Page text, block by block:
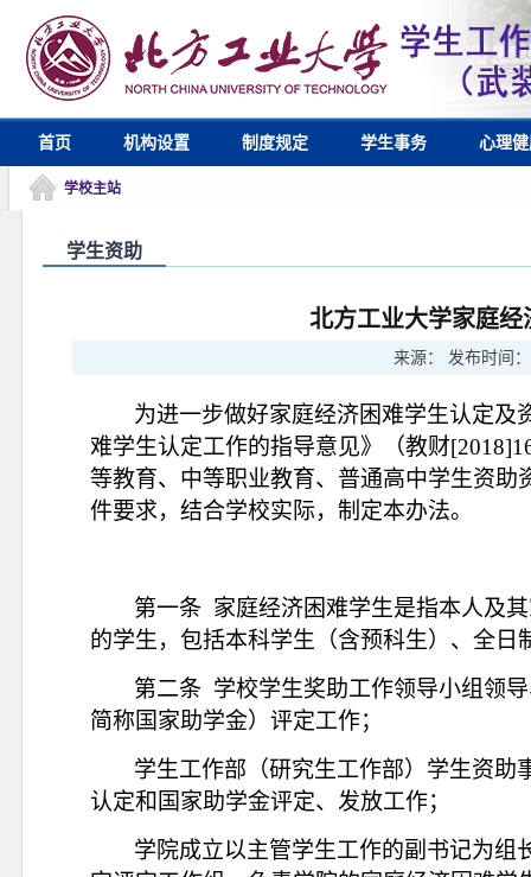
首页 机构设置 制度规定 学生事务 心理
学校主站
学生资助
北方工业大学家庭
来源： 发布时间：
为进一步做好家庭经济困难学生认定及
难学生认定工作的指导意见》（教财[2018]
等教育、中等职业教育、普通高中学生资助
件要求，结合学校实际，制定本办法。
第一条 家庭经济困难学生是指本人及
的学生，包括本科学生（含预科生）、全日
第二条 学校学生奖助工作领导小组领
简称国家助学金）评定工作；
学生工作部（研究生工作部）学生资助
认定和国家助学金评定、发放工作；
学院成立以主管学生工作的副书记为组